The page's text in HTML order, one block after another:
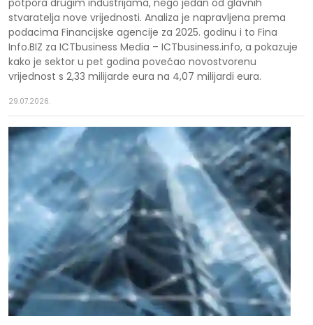
stvaratelja nove vrijednosti. Analiza je napravljena prema
podacima Financijske agencije za 2025. godinu i to Fina
Info.BIZ za ICTbusiness Media – ICTbusiness.info, a pokazuje
kako je sektor u pet godina povećao novostvorenu
vrijednost s 2,33 milijarde eura na 4,07 milijardi eura.
29.07.2026.